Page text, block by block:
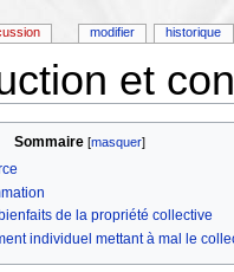
et
Sommaire[masquer]
de la propriété collective
individuel mettant à mal le
modifier historique